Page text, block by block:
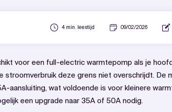
4 min. leestijd 09/02/2026
voor een full-electric warmtepomp als je
stroomverbruik deze grens niet overschrijdt. De
aansluiting, wat voldoende is voor kleinere
een upgrade naar 35A of 50A nodig.